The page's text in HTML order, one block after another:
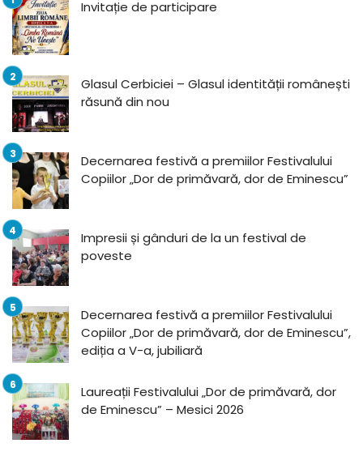
Invitație de participare
Glasul Cerbiciei – Glasul identității românești
răsună din nou
Decernarea festivă a premiilor Festivalului
Copiilor „Dor de primăvară, dor de Eminescu”
Impresii și gânduri de la un festival de
poveste
Decernarea festivă a premiilor Festivalului
Copiilor „Dor de primăvară, dor de Eminescu”,
ediția a V-a, jubiliară
Laureații Festivalului „Dor de primăvară, dor
de Eminescu” – Mesici 2026